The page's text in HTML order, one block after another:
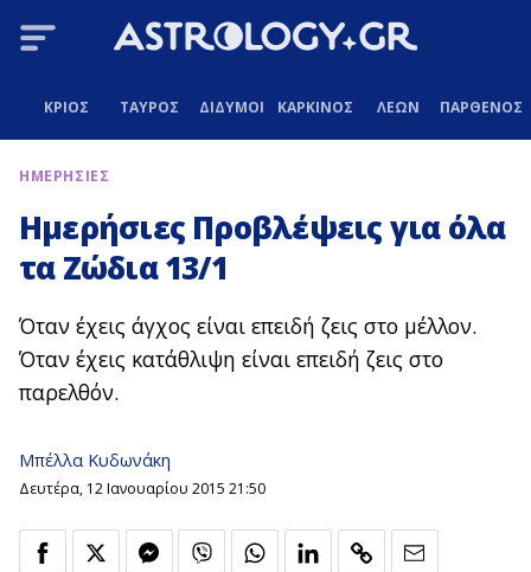
ΚΡΙΟΣ ΤΑΥΡΟΣ ΔΙΔΥΜΟΙ ΚΑΡΚΙΝΟΣ ΛΕΩΝ ΠΑΡΘΕΝΟΣ
ΗΜΕΡΗΣΙΕΣ
Ημερήσιες Προβλέψεις για όλα
τα Ζώδια 13/1
Όταν έχεις άγχος είναι επειδή ζεις στο μέλλον.
Όταν έχεις κατάθλιψη είναι επειδή ζεις στο
παρελθόν.
Μπέλλα Κυδωνάκη
Δευτέρα, 12 Ιανουαρίου 2015 21:50